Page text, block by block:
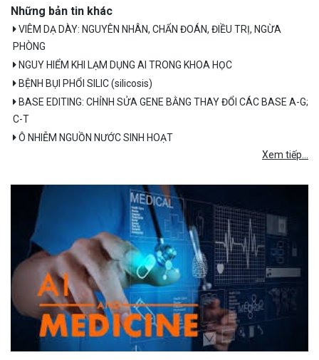
Những bản tin khác
VIÊM DẠ DÀY: NGUYÊN NHÂN, CHẨN ĐOÁN, ĐIỀU TRỊ, NGỪA
PHÒNG
NGUY HIỂM KHI LẠM DỤNG AI TRONG KHOA HỌC
BỆNH BỤI PHỔI SILIC (silicosis)
BASE EDITING: CHỈNH SỬA GENE BẰNG THAY ĐỔI CÁC BASE A-G;
C-T
Ô NHIỄM NGUỒN NƯỚC SINH HOẠT
Xem tiếp...